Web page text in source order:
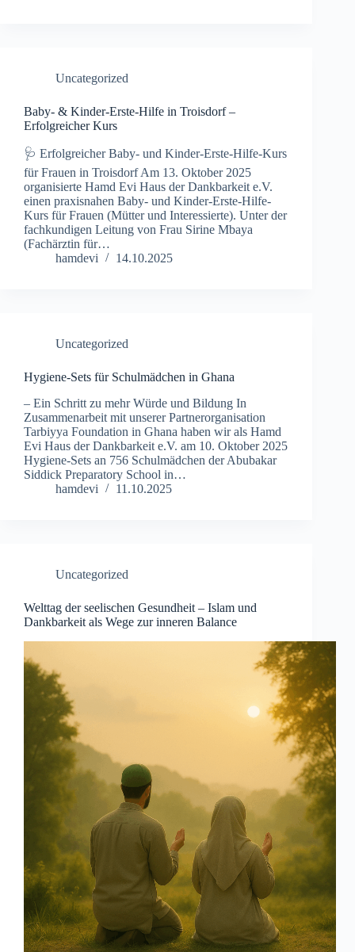
Uncategorized
Baby- & Kinder-Erste-Hilfe in Troisdorf –
Erfolgreicher Kurs
🩺 Erfolgreicher Baby- und Kinder-Erste-Hilfe-Kurs
für Frauen in Troisdorf Am 13. Oktober 2025
organisierte Hamd Evi Haus der Dankbarkeit e.V.
einen praxisnahen Baby- und Kinder-Erste-Hilfe-
Kurs für Frauen (Mütter und Interessierte). Unter der
fachkundigen Leitung von Frau Sirine Mbaya
(Fachärztin für…
hamdevi
14.10.2025
Uncategorized
Hygiene-Sets für Schulmädchen in Ghana
– Ein Schritt zu mehr Würde und Bildung In
Zusammenarbeit mit unserer Partnerorganisation
Tarbiyya Foundation in Ghana haben wir als Hamd
Evi Haus der Dankbarkeit e.V. am 10. Oktober 2025
Hygiene-Sets an 756 Schulmädchen der Abubakar
Siddick Preparatory School in…
hamdevi
11.10.2025
Uncategorized
Welttag der seelischen Gesundheit – Islam und
Dankbarkeit als Wege zur inneren Balance